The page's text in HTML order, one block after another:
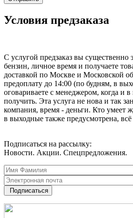
Условия предзаказа
С услугой предзаказ вы
бензин, личное время и получаете
доставкой по Москве и Московской
предоплату до 14:00 (по будням, в
оговариваете с менеджером, когда и в
получить. Эта услуга не нова и так
компания, время - деньги. Кто умеет
в выходные также предусмотрена, всё
Подписаться на рассылку:
Новости. Акции. Спецпредложения.
Подписаться